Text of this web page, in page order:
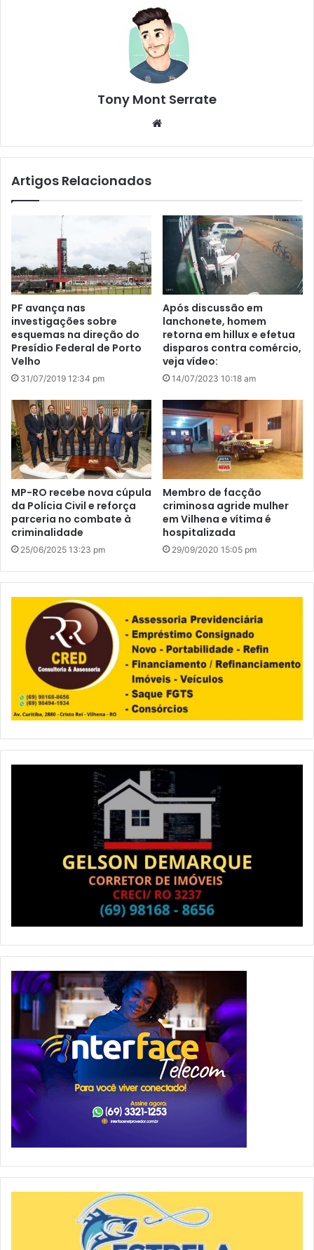
Tony Mont Serrate
te
Artigos Relacionados
PF avança nas
investigações sobre
esquemas na direção do
Presídio Federal de Porto
Velho
31/07/2019 12:34 pm
Após discussão em
lanchonete, homem
retorna em hillux e efetua
disparos contra comércio,
veja vídeo:
14/07/2023 10:18 am
MP-RO recebe nova cúpula
da Polícia Civil e reforça
parceria no combate à
criminalidade
25/06/2025 13:23 pm
Membro de facção
criminosa agride mulher
em Vilhena e vítima é
hospitalizada
29/09/2020 15:05 pm